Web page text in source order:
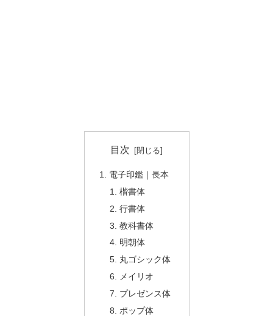
目次
電子印鑑｜長本
楷書体
行書体
教科書体
明朝体
丸ゴシック体
メイリオ
プレゼンス体
ポップ体